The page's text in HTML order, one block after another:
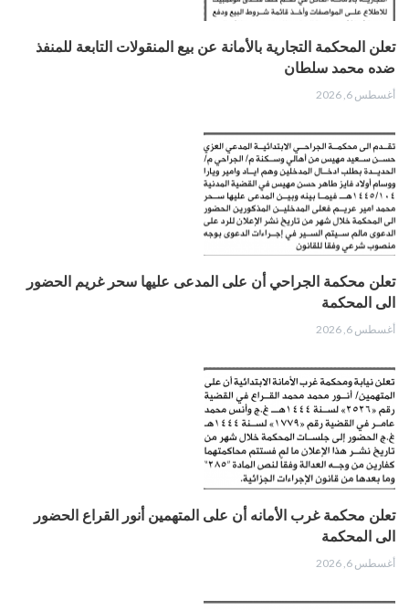
تعلن المحكمة التجارية بالأمانة عن بيع المنقولات التابعة للمنفذ
ضده محمد سلطان
أغسطس 6, 2026
تعلن محكمة الجراحي أن على المدعى عليها سحر غريم الحضور
الى المحكمة
أغسطس 6, 2026
تعلن محكمة غرب الأمانه أن على المتهمين أنور القراع الحضور
الى المحكمة
أغسطس 6, 2026